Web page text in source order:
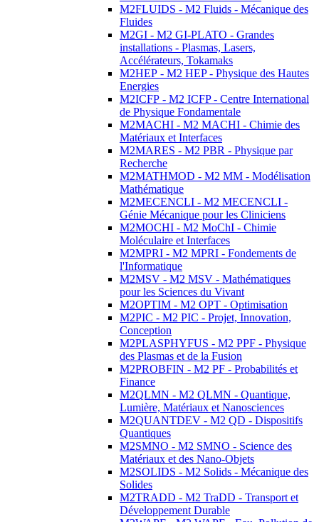
M2FLUIDS - M2 Fluids - Mécanique des
Fluides
M2GI - M2 GI-PLATO - Grandes
installations - Plasmas, Lasers,
Accélérateurs, Tokamaks
M2HEP - M2 HEP - Physique des Hautes
Energies
M2ICFP - M2 ICFP - Centre International
de Physique Fondamentale
M2MACHI - M2 MACHI - Chimie des
Matériaux et Interfaces
M2MARES - M2 PBR - Physique par
Recherche
M2MATHMOD - M2 MM - Modélisation
Mathématique
M2MECENCLI - M2 MECENCLI -
Génie Mécanique pour les Cliniciens
M2MOCHI - M2 MoChI - Chimie
Moléculaire et Interfaces
M2MPRI - M2 MPRI - Fondements de
l'Informatique
M2MSV - M2 MSV - Mathématiques
pour les Sciences du Vivant
M2OPTIM - M2 OPT - Optimisation
M2PIC - M2 PIC - Projet, Innovation,
Conception
M2PLASPHYFUS - M2 PPF - Physique
des Plasmas et de la Fusion
M2PROBFIN - M2 PF - Probabilités et
Finance
M2QLMN - M2 QLMN - Quantique,
Lumière, Matériaux et Nanosciences
M2QUANTDEV - M2 QD - Dispositifs
Quantiques
M2SMNO - M2 SMNO - Science des
Matériaux et des Nano-Objets
M2SOLIDS - M2 Solids - Mécanique des
Solides
M2TRADD - M2 TraDD - Transport et
Développement Durable